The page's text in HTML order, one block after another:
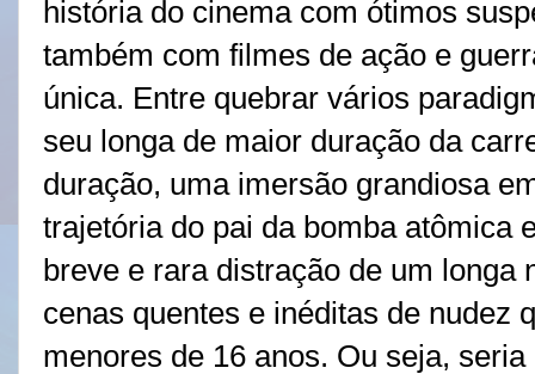
história do cinema com ótimos
também com filmes de ação e
única. Entre quebrar vários
seu longa de maior duração da
duração, uma imersão grandiosa
trajetória do pai da bomba atômica
breve e rara distração de um longa
cenas quentes e inéditas de nudez
menores de 16 anos. Ou seja,